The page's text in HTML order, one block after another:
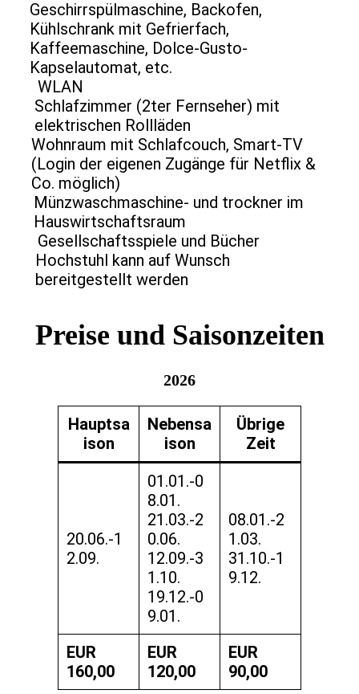
Geschirrspülmaschine, Backofen,
Kühlschrank mit Gefrierfach,
Kaffeemaschine, Dolce-Gusto-
Kapselautomat, etc.
WLAN
Schlafzimmer (2ter Fernseher) mit
elektrischen Rollläden
Wohnraum mit Schlafcouch, Smart-TV
(Login der eigenen Zugänge für Netflix &
Co. möglich)
Münzwaschmaschine- und trockner im
Hauswirtschaftsraum
Gesellschaftsspiele und Bücher
Hochstuhl kann auf Wunsch
bereitgestellt werden
Preise und Saisonzeiten
2026
Hauptsa
ison
Nebensa
ison
Übrige
Zeit
20.06.-1
2.09.
01.01.-0
8.01.
21.03.-2
0.06.
12.09.-3
1.10.
19.12.-0
9.01.
08.01.-2
1.03.
31.10.-1
9.12.
EUR
160,00
EUR
120,00
EUR
90,00